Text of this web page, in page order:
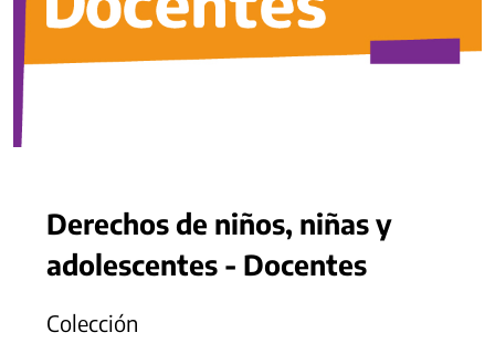
Derechos de niños, niñas y
adolescentes - Docentes
Colección